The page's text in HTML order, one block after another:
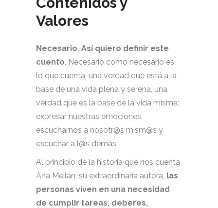
Valores
Necesario. Así quiero definir este
cuento. Necesario como necesario es
lo que cuenta, una verdad que está a la
base de una vida plena y serena, una
verdad que es la base de la vida misma:
expresar nuestras emociones,
escucharnos a nosotr@s mism@s y
escuchar a l@s demás.
Al principio de la historia que nos cuenta
Ana Meilán, su extraordinaria autora, las
personas viven en una necesidad
de cumplir tareas, deberes,